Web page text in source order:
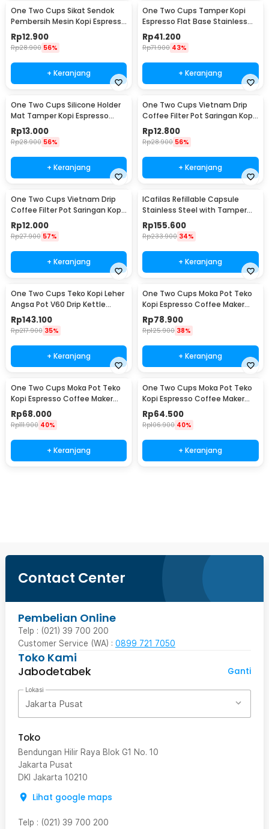
One Two Cups Sikat Sendok
Pembersih Mesin Kopi Espresso
2in1 - 8809
Rp12.900
Rp28.900 56%
+ Keranjang
One Two Cups Tamper Kopi
Espresso Flat Base Stainless
Steel 51mm - SS51
Rp41.200
Rp71.900 43%
+ Keranjang
One Two Cups Silicone Holder
Mat Tamper Kopi Espresso
Barista - 0310
Rp13.000
Rp28.900 56%
+ Keranjang
One Two Cups Vietnam Drip
Coffee Filter Pot Saringan Kopi
124ml 7Q - LC1
Rp12.800
Rp28.900 56%
+ Keranjang
One Two Cups Vietnam Drip
Coffee Filter Pot Saringan Kopi
114ml 6Q - LC1
Rp12.000
Rp27.900 57%
+ Keranjang
ICafilas Refillable Capsule
Stainless Steel with Tamper
for Nespresso - F456
Rp155.600
Rp233.900 34%
+ Keranjang
One Two Cups Teko Kopi Leher
Angsa Pot V60 Drip Kettle
960ml - RF-15
Rp143.100
Rp217.900 35%
+ Keranjang
One Two Cups Moka Pot Teko
Kopi Espresso Coffee Maker
Stovetop 6 Cup 300ml - Z21
Rp78.900
Rp125.900 38%
+ Keranjang
One Two Cups Moka Pot Teko
Kopi Espresso Coffee Maker
Stovetop 4 Cup 200ml - Z21
Rp68.000
Rp111.900 40%
+ Keranjang
One Two Cups Moka Pot Teko
Kopi Espresso Coffee Maker
Stovetop 2 Cup 100ml - Z21
Rp64.500
Rp106.900 40%
+ Keranjang
Contact Center
Pembelian Online
Telp : (021) 39 700 200
Customer Service (WA) : 0899 721 7050
Toko Kami
Jabodetabek
Ganti
Lokasi
Jakarta Pusat
Toko
Bendungan Hilir Raya Blok G1 No. 10
Jakarta Pusat
DKI Jakarta 10210
Lihat google maps
Telp : (021) 39 700 200